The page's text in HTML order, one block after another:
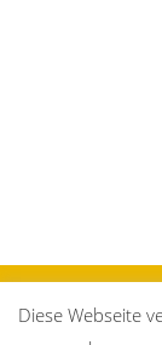
Diese Webseite